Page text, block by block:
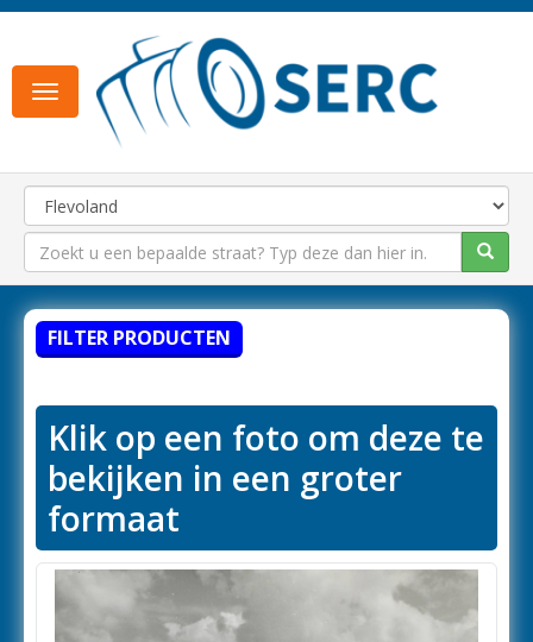
Toggle
navigation
FILTER PRODUCTEN
Klik op een foto om deze te
bekijken in een groter
formaat